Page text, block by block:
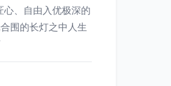
、自由入优极深的
围的长灯之中人生